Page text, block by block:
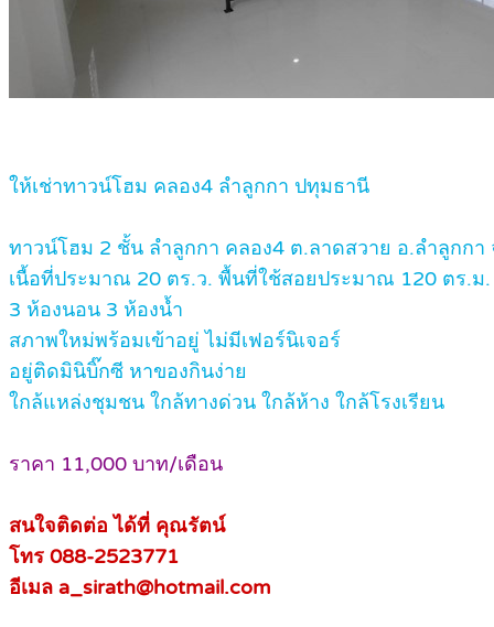
ให้เช่าทาวน์โฮม คลอง4 ลำลูกกา ปทุมธานี
ทาวน์โฮม 2 ชั้น ลำลูกกา คลอง4 ต.ลาดสวาย อ.ลำลูกกา
เนื้อที่ประมาณ 20 ตร.ว. พื้นที่ใช้สอยประมาณ 120 ตร.ม.
3 ห้องนอน 3 ห้องน้ำ
สภาพใหม่พร้อมเข้าอยู่ ไม่มีเฟอร์นิเจอร์
อยู่ติดมินิบิ๊กซี หาของกินง่าย
ใกล้แหล่งชุมชน ใกล้ทางด่วน ใกล้ห้าง ใกล้โรงเรียน
ราคา 11,000 บาท/เดือน
สนใจติดต่อ ได้ที่ คุณรัตน์
โทร 088-2523771
อีเมล a_sirath@hotmail.com